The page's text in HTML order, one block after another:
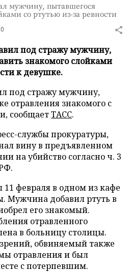
мужчину, пытавшегося
со ртутью из-за ревности
0
под стражу мужчину,
знакомого слойками
к девушке.
под стражу мужчину,
отравления знакомого с
сообщаетТАСС.
службы прокуратуры,
вину в предъявленном
на убийство согласно ч. 3
февраля в одном из кафе
Мужчина добавил ртуть в
его знакомый.
отравленного
в больницу столицы.
обвиняемый также
отравления и был
с потерпевшим.